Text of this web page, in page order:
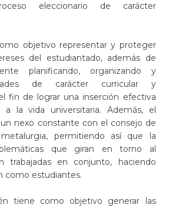
eleccionario de carácter
objetivo representar y proteger
del estudiantado, además de
planificando, organizando y
de carácter curricular y
fin de lograr una inserción efectiva
la vida universitaria. Además, el
nexo constante con el consejo de
permitiendo así que la
que giran en torno al
trabajadas en conjunto, haciendo
como estudiantes.
tiene como objetivo generar las